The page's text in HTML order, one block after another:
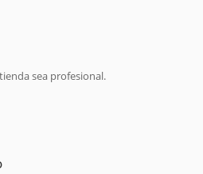
sea profesional.